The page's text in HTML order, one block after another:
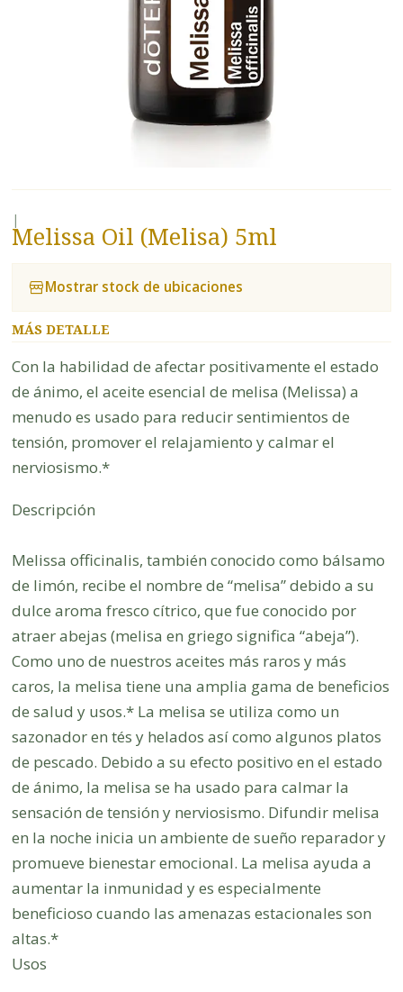
|
Melissa Oil (Melisa) 5ml
Mostrar stock de ubicaciones
MÁS DETALLE
Con la habilidad de afectar positivamente el estado
de ánimo, el aceite esencial de melisa (Melissa) a
menudo es usado para reducir sentimientos de
tensión, promover el relajamiento y calmar el
nerviosismo.*
Descripción
Melissa officinalis, también conocido como bálsamo
de limón, recibe el nombre de “melisa” debido a su
dulce aroma fresco cítrico, que fue conocido por
atraer abejas (melisa en griego significa “abeja”).
Como uno de nuestros aceites más raros y más
caros, la melisa tiene una amplia gama de beneficios
de salud y usos.* La melisa se utiliza como un
sazonador en tés y helados así como algunos platos
de pescado. Debido a su efecto positivo en el estado
de ánimo, la melisa se ha usado para calmar la
sensación de tensión y nerviosismo. Difundir melisa
en la noche inicia un ambiente de sueño reparador y
promueve bienestar emocional. La melisa ayuda a
aumentar la inmunidad y es especialmente
beneficioso cuando las amenazas estacionales son
altas.*
Usos